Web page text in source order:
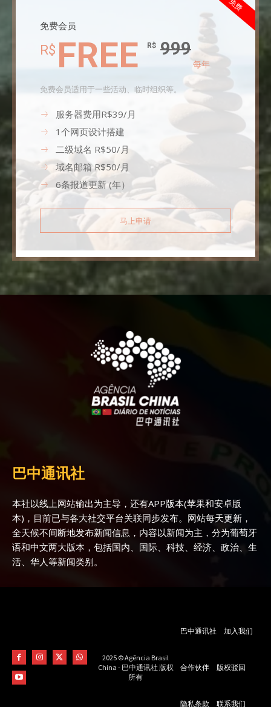
免费
免费会员
R$ FREE R$ 999
每年
免费会员适用于一些活动、临时组织等。
服务器费用R$39/月
1个网页设计搭建
二级域名 R$50/月
域名邮箱 R$50/月
6条报道更新 (年）
马上申请
巴中通讯社
本社以线上网站输出为主导，还有APP版本(苹果和安卓版
本)，目前已与各大社交平台关联同步发布。网站每天更新，
全天候不间断地发布新闻信息，内容以新闻为主，分为葡萄牙
语和中文两大版本，包括国内、国际、科技、经济、政治、生
活、华人等新闻类别。
2025 © Agência Brasil
China - 巴中通讯社 版权
所有
巴中通讯社 加入我们
合作伙伴 版权驳回
隐私条款 联系我们